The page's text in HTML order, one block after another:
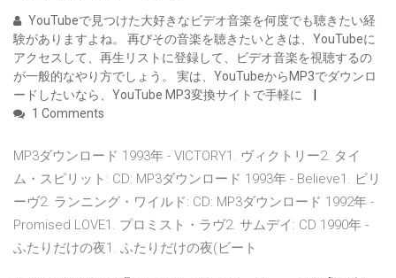
YouTubeで見つけた大好きなビデオ音楽を何度でも聴きたい経
験がありますよね。 再びその音楽を聴きたいときは、YouTubeに
アクセスして、再生リストに登録して、ビデオ音楽を視聴するの
が一般的なやり方でしょう。 実は、YouTubeからMP3でダウンロ
ードしたいなら、YouTube MP3変換サイトで手軽に
1 Comments
MP3ダウンロード 1993年 - VICTORY1. ヴィクトリー2. タイ
ム・スピリット: CD: MP3ダウンロード 1993年 - Believe1. ビリ
ーヴ2. ランニング・ワイルド: CD: MP3ダウンロード 1992年 -
Promised LOVE1. プロミスト・ラヴ2. サムデイ: CD 1990年 -
ふたりだけの夜1. ふたりだけの夜(ビート